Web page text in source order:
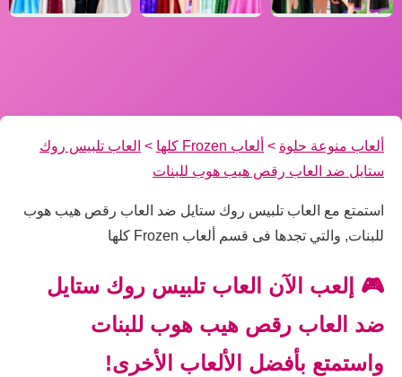
ألعاب منوعة حلوة > ألعاب Frozen كلها > العاب تلبيس روك
ستايل ضد العاب رقص هيب هوب للبنات
استمتع مع العاب تلبيس روك ستايل ضد العاب رقص هيب هوب
للبنات, والتي تجدها فى قسم ألعاب Frozen كلها
🎮 إلعب الآن العاب تلبيس روك ستايل
ضد العاب رقص هيب هوب للبنات
واستمتع بأفضل الألعاب الأخرى!